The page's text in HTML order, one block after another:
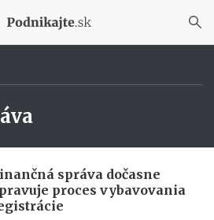
správa dočasne
proces vybavovania